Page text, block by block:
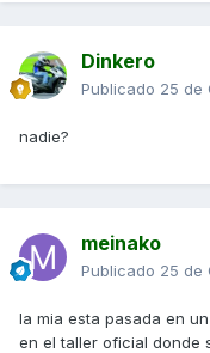
Dinkero
Publicado 25 de
nadie?
meinako
Publicado 25 de
la mia esta pasada en
en el taller oficial donde